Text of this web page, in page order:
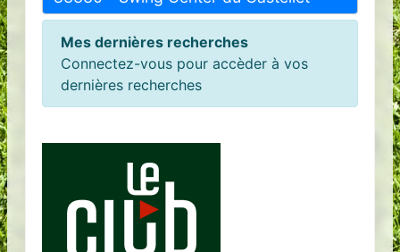
Mes dernières recherches
Connectez-vous pour accèder à vos
dernières recherches